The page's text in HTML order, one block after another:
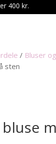
400 kr.
/ Bluser
sten
bluse